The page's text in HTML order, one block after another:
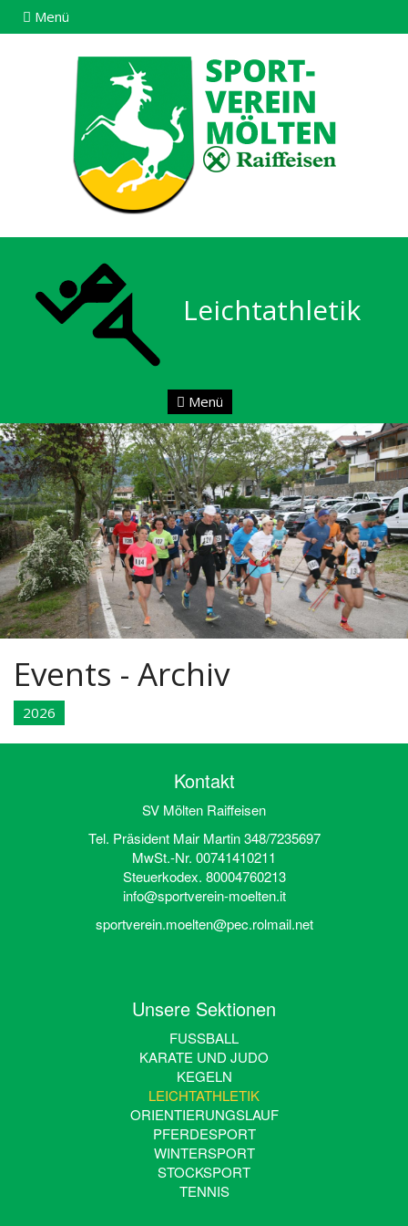
Menü
Leichtathletik
Menü
Events - Archiv
2026
Kontakt
SV Mölten Raiffeisen
Tel. Präsident Mair Martin 348/7235697
MwSt.-Nr. 00741410211
Steuerkodex. 80004760213
info@sportverein-moelten.it
sportverein.moelten@pec.rolmail.net
Unsere Sektionen
FUSSBALL
KARATE UND JUDO
KEGELN
LEICHTATHLETIK
ORIENTIERUNGSLAUF
PFERDESPORT
WINTERSPORT
STOCKSPORT
TENNIS